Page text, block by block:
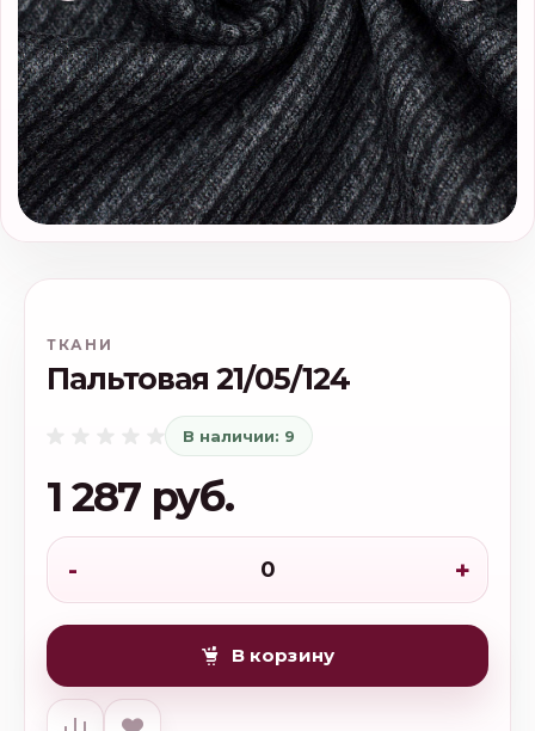
ТКАНИ
Пальтовая 21/05/124
В наличии: 9
1 287 руб.
- +
В корзину